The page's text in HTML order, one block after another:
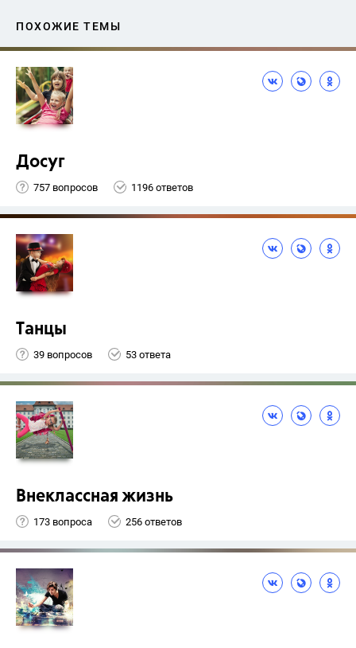
ПОХОЖИЕ ТЕМЫ
Досуг
757 вопросов 1196 ответов
Танцы
39 вопросов 53 ответа
Внеклассная жизнь
173 вопроса 256 ответов